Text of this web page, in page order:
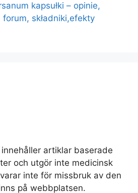
kapsułki – opinie,
składniki,efekty
artiklar baserade
och utgör inte medicinsk
inte för missbruk av den
på webbplatsen.